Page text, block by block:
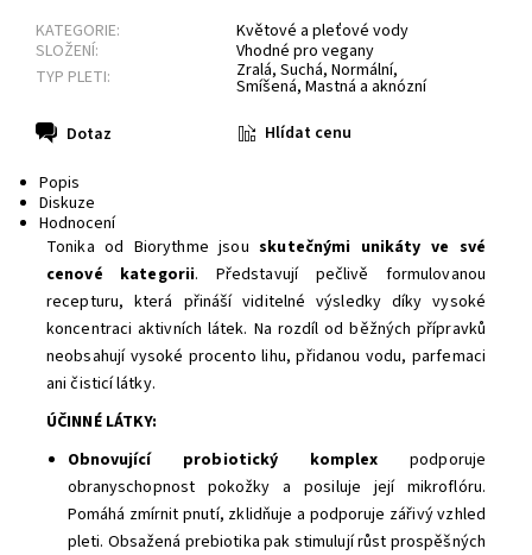
KATEGORIE:
Květové a pleťové vody
SLOŽENÍ:
Vhodné pro vegany
TYP PLETI:
Zralá, Suchá, Normální,
Smíšená, Mastná a aknózní
Dotaz
Hlídat cenu
Popis
Diskuze
Hodnocení
Tonika od Biorythme jsouskutečnými unikáty ve své
cenové kategorii. Představují pečlivě formulovanou
recepturu, která přináší viditelné výsledky díky vysoké
koncentraci aktivních látek. Na rozdíl od běžných přípravků
neobsahují vysoké procento lihu, přidanou vodu, parfemaci
ani čisticí látky.
ÚČINNÉ LÁTKY:
Obnovující probiotický komplex podporuje
obranyschopnost pokožky a posiluje její mikroflóru.
Pomáhá zmírnit pnutí, zklidňuje a podporuje zářivý vzhled
pleti. Obsažená prebiotika pak stimulují růst prospěšných